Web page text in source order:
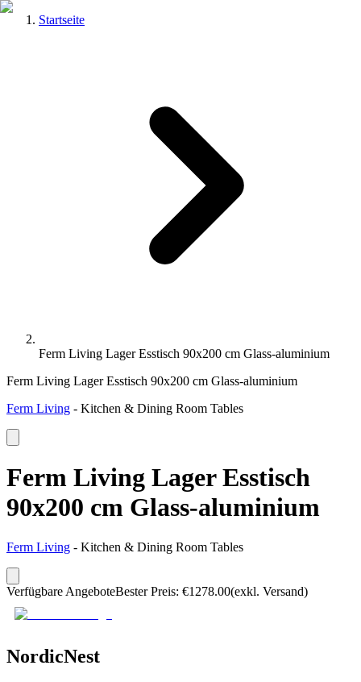
Startseite
Ferm Living Lager Esstisch 90x200 cm Glass-aluminium
Ferm Living Lager Esstisch 90x200 cm Glass-aluminium
Ferm Living - Kitchen & Dining Room Tables
Ferm Living Lager Esstisch
90x200 cm Glass-aluminium
Ferm Living - Kitchen & Dining Room Tables
Verfügbare AngeboteBester Preis: €1278.00(exkl. Versand)
NordicNest